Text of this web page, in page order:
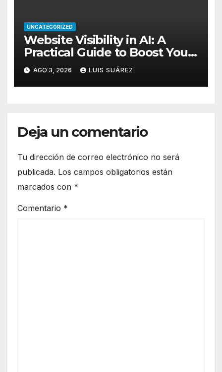
UNCATEGORIZED
Website Visibility in AI: A
Practical Guide to Boost Your
Rankings
AGO 3, 2026 LUIS SUÁREZ
Deja un comentario
Tu dirección de correo electrónico no será
publicada. Los campos obligatorios están
marcados con *
Comentario *